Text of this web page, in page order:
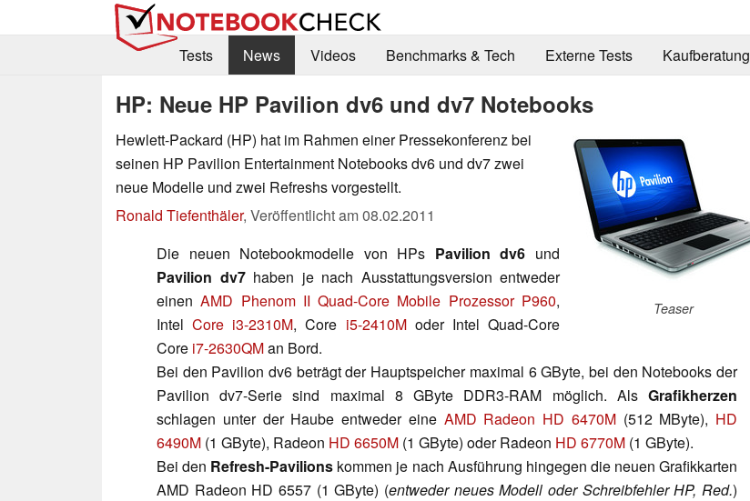
Tests
News Videos Benchmarks & Tech Externe Tests Kaufberatung
HP: Neue HP Pavilion dv6 und dv7 Notebooks
Teaser
Hewlett-Packard (HP) hat im Rahmen einer Pressekonferenz bei
seinen HP Pavilion Entertainment Notebooks dv6 und dv7 zwei
neue Modelle und zwei Refreshs vorgestellt.
Ronald Tiefenthäler, Veröffentlicht am08.02.2011
Die neuen Notebookmodelle von HPs Pavilion dv6 und
Pavilion dv7haben je nach Ausstattungsversion entweder
einenAMD Phenom II Quad-Core Mobile Prozessor P960,
IntelCore i3-2310M, Core i5-2410Moder Intel Quad-Core
Core i7-2630QMan Bord.
Bei den Pavilion dv6 beträgt der Hauptspeicher maximal 6 GByte, bei den Notebooks der
Pavilion dv7-Serie sind maximal 8 GByte DDR3-RAM möglich. Als Grafikherzen
schlagen unter der Haube entweder eine AMD Radeon HD 6470M(512 MByte), HD
6490M (1 GByte), Radeon HD 6650M (1 GByte) oder Radeon HD 6770M (1 GByte).
Bei den Refresh-Pavilions kommen je nach Ausführung hingegen die neuen Grafikkarten
AMD Radeon HD 6557 (1 GByte) (entweder neues Modell oder Schreibfehler HP, Red.)